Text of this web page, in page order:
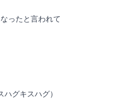
ったと言われて
グキスハグ）